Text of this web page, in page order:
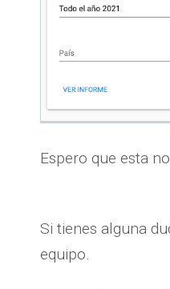
Espero que esta
Si tienes alguna
equipo.